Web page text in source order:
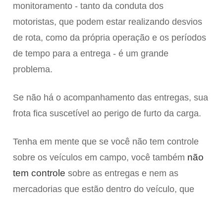
monitoramento - tanto da conduta dos
motoristas, que podem estar realizando desvios
de rota, como da própria operação e os períodos
de tempo para a entrega - é um grande
problema.
Se não há o acompanhamento das entregas, sua
frota fica suscetível ao perigo de furto da carga.
Tenha em mente que se você não tem controle
sobre os veículos em campo, você também não
tem controle sobre as entregas e nem as
mercadorias que estão dentro do veículo, que